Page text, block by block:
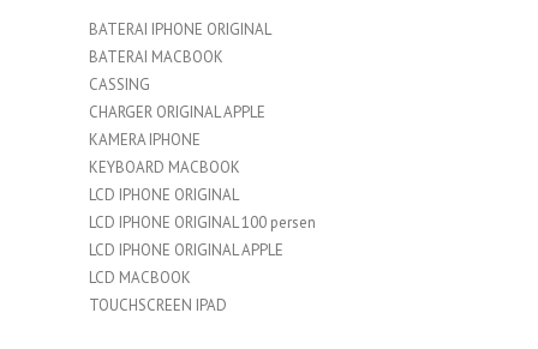
BATERAI IPHONE ORIGINAL
BATERAI MACBOOK
CASSING
CHARGER ORIGINAL APPLE
KAMERA IPHONE
KEYBOARD MACBOOK
LCD IPHONE ORIGINAL
LCD IPHONE ORIGINAL 100 persen
LCD IPHONE ORIGINAL APPLE
LCD MACBOOK
TOUCHSCREEN IPAD